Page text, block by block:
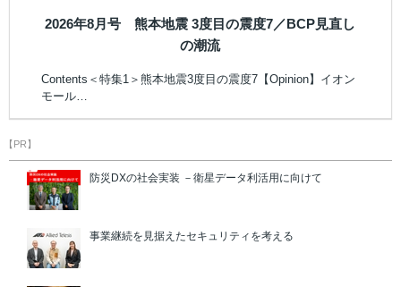
2026年8月号 熊本地震 3度目の震度7／BCP見直し
の潮流
Contents＜特集1＞熊本地震3度目の震度7【Opinion】イオン
モール…
【PR】
防災DXの社会実装 －衛星データ利活用に向けて
事業継続を見据えたセキュリティを考える